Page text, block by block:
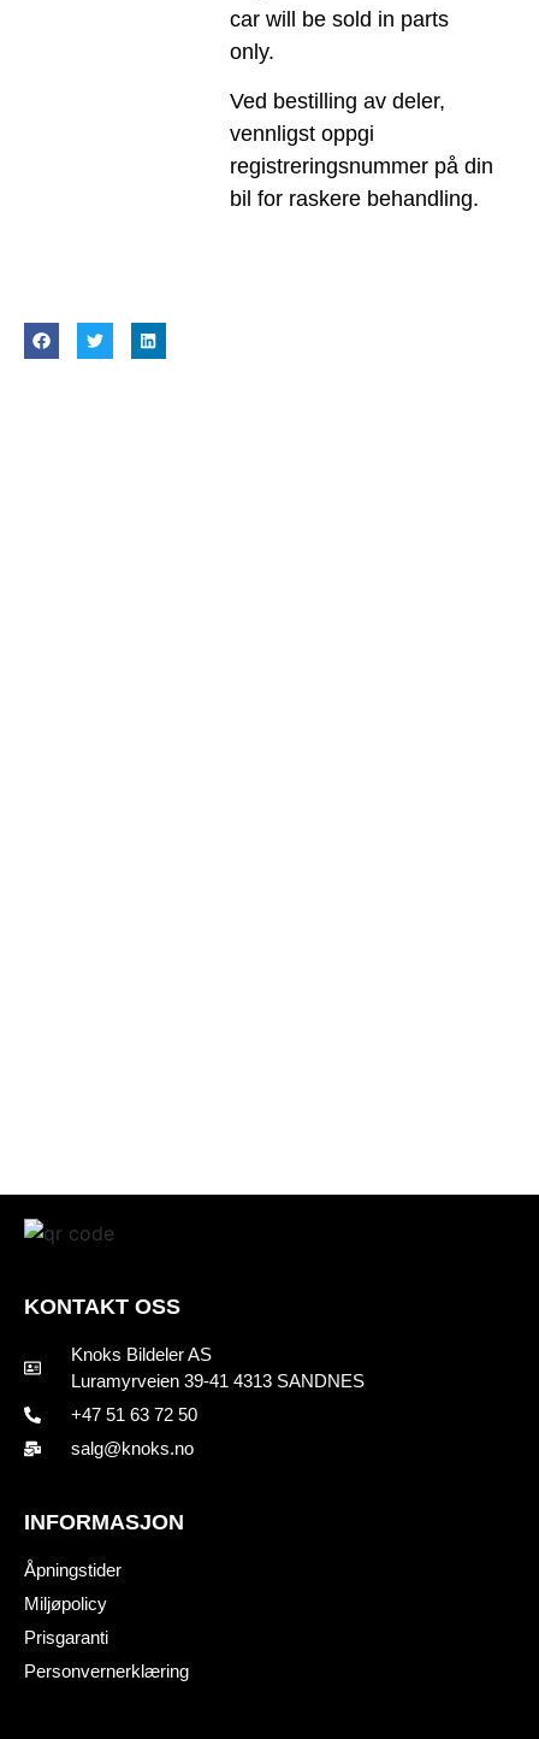
car will be sold in parts
only.
Ved bestilling av deler,
vennligst oppgi
registreringsnummer på din
bil for raskere behandling.
KONTAKT OSS
Knoks Bildeler AS
Luramyrveien 39-41 4313 SANDNES
+47 51 63 72 50
salg@knoks.no
INFORMASJON
Åpningstider
Miljøpolicy
Prisgaranti
Personvernerklæring